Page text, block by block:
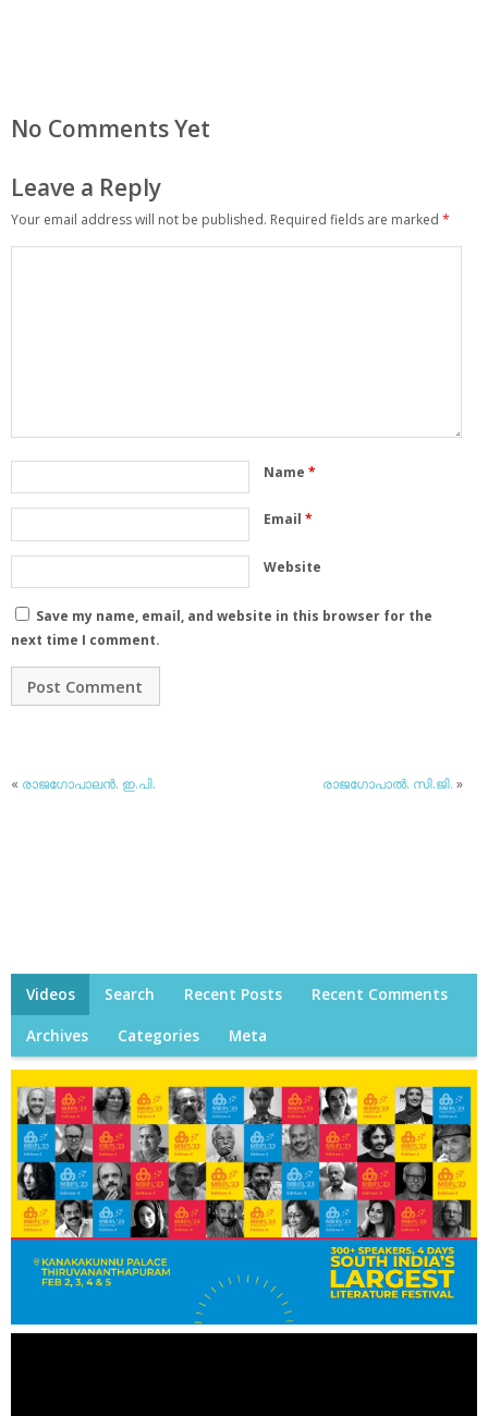
No Comments Yet
Leave a Reply
Your email address will not be published. Required fields are marked *
Name *
Email *
Website
Save my name, email, and website in this browser for the
next time I comment.
« രാജഗോപാലന്‍. ഇ.പി. രാജഗോപാല്‍. സി.ജി. »
Videos Search Recent Posts Recent Comments
Archives Categories Meta